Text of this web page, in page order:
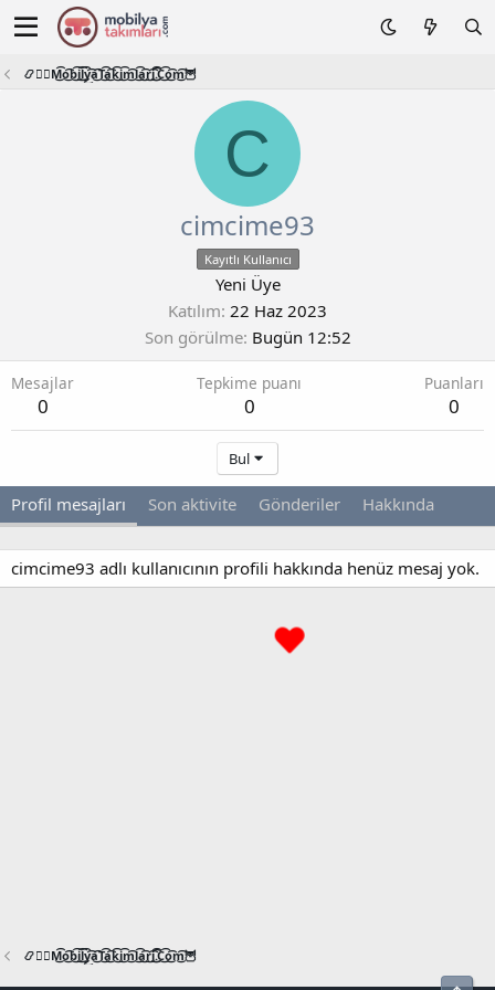
📿🧙‍♂️M͜͡o͜͡b͜͡i͜͡l͜͡y͜͡a͜͡T͜͡a͜͡k͜͡i͜͡m͜͡l͜͡a͜͡r͜͡i͜͡.͜͡C͜͡o͜͡m͜͡🦉
C
cimcime93
Kayıtlı Kullanıcı
Yeni Üye
Katılım 22 Haz 2023
Son görülme Bugün 12:52
Mesajlar
0
Tepkime puanı
0
Puanları
0
Bul
Profil mesajları Son aktivite Gönderiler Hakkında
cimcime93 adlı kullanıcının profili hakkında henüz mesaj yok.
📿🧙‍♂️M͜͡o͜͡b͜͡i͜͡l͜͡y͜͡a͜͡T͜͡a͜͡k͜͡i͜͡m͜͡l͜͡a͜͡r͜͡i͜͡.͜͡C͜͡o͜͡m͜͡🦉